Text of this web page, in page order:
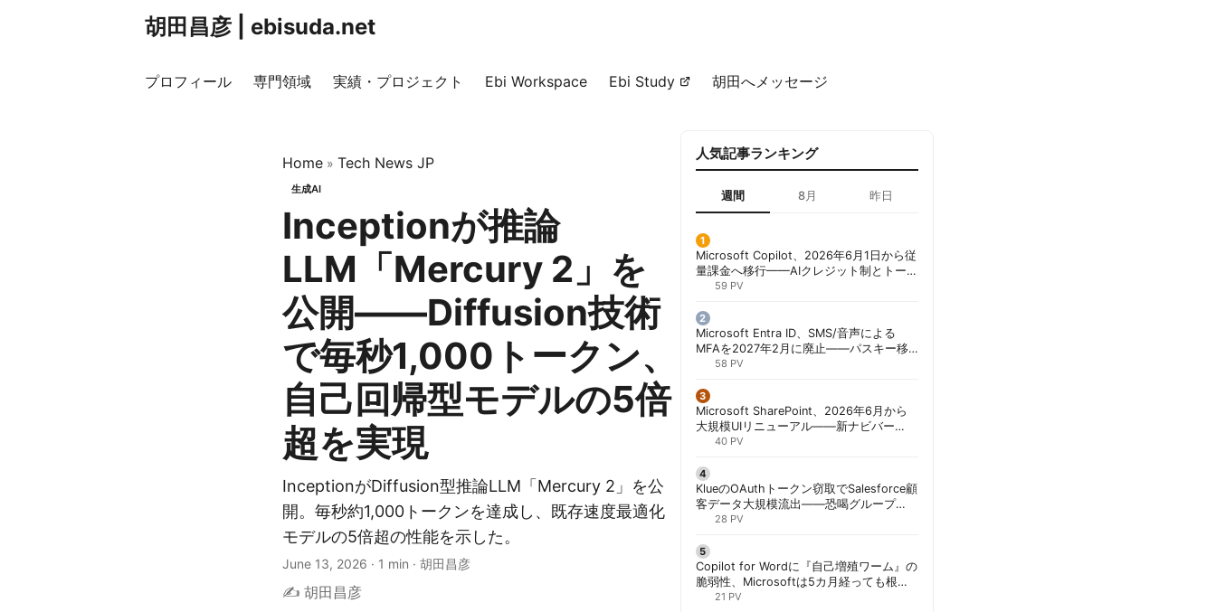
胡田昌彦 | ebisuda.net
プロフィール 専門領域 実績・プロジェクト Ebi Workspace Ebi Study 胡田へメッセージ
Home » Tech News JP
生成AI
Inceptionが推論
LLM「Mercury 2」を
公開——Diffusion技術
で毎秒1,000トークン、
自己回帰型モデルの5倍
超を実現
InceptionがDiffusion型推論LLM「Mercury 2」を公
開。毎秒約1,000トークンを達成し、既存速度最適化
モデルの5倍超の性能を示した。
June 13, 2026 · 1 min · 胡田昌彦
✍️ 胡田昌彦
人気記事ランキング
週間 8月 昨日
Microsoft Copilot、2026年6月1日から従
量課金へ移行——AIクレジット制とトーク
ンコストで「メーターショック」を回避
59 PV
Microsoft Entra ID、SMS/音声による
MFAを2027年2月に廃止——パスキー移
行が既定に | 胡田昌彦
58 PV
Microsoft SharePoint、2026年6月から
大規模UIリニューアル——新ナビバー
「Discover/Publish/Build」とAI機能を段
40 PV
KlueのOAuthトークン窃取でSalesforce顧
客データ大規模流出——恐喝グループ
「Icarus」が犯行声明 | 胡田昌彦
28 PV
Copilot for Wordに『自己増殖ワーム』の
脆弱性、Microsoftは5カ月経っても根本
対策できず | 胡田昌彦
21 PV